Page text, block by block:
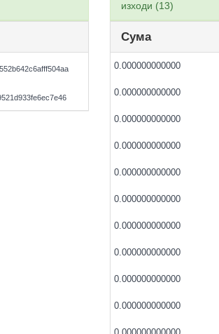
изходи (13)
Сума
0.000000000000
0.000000000000
0.000000000000
0.000000000000
0.000000000000
0.000000000000
0.000000000000
0.000000000000
0.000000000000
0.000000000000